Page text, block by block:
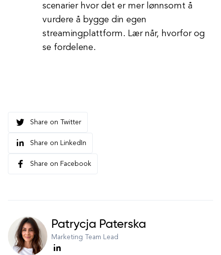
scenarier hvor det er mer lønnsomt å
vurdere å bygge din egen
streamingplattform. Lær når, hvorfor og
se fordelene.
Share on Twitter
Share on LinkedIn
Share on Facebook
Patrycja Paterska
Marketing Team Lead